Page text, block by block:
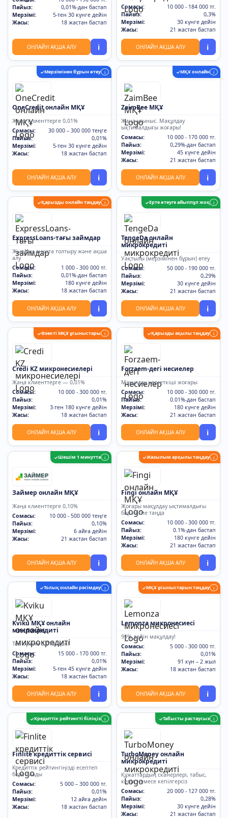
Пайыз:
0,01%-дан бастап
Мерзімі:
5-тен 30 күнге дейін
Жасы:
18 жастан бастап
ОНЛАЙН АҚША АЛУ i
Сомасы:
10 000 - 184 000 тг.
Пайыз:
0,3%
Мерзімі:
30 күнге дейін
Жасы:
21 жастан бастап
ОНЛАЙН АҚША АЛУ i
✓Мерзімінен бұрын өтеу i
OneCredit онлайн МҚҰ
Жаңа клиенттерге 0,01%
Сомасы:
30 000 – 300 000 теңге
Пайыз:
0,01%
Мерзімі:
5-тен 30 күнге дейін
Жасы:
18 жастан бастап
ОНЛАЙН АҚША АЛУ i
✓МҚҰ онлайн i
ZaimBee МҚҰ
Жаңа ұсыныс. Мақұлдау
ықтималдығы жоғары!
Сомасы:
10 000 - 170 000 тг.
Пайыз:
0,29%-дан бастап
Мерзімі:
45 күнге дейін
Жасы:
21 жастан бастап
ОНЛАЙН АҚША АЛУ i
✓Қарызды онлайн таңдау i
ExpressLoans-тағы займдар
Жылдам анкета толтыру және ақша
алу
Сомасы:
1 000 - 300 000 тг.
Пайыз:
0,01%-дан бастап
Мерзімі:
180 күнге дейін
Жасы:
18 жастан бастап
ОНЛАЙН АҚША АЛУ i
✓Ерте өтеуге айыппұл жоқ i
TengeDa онлайн
микрокредиті
Уақтылы (мерзімінен бұрын) өтеу
Сомасы:
50 000 - 190 000 тг.
Пайыз:
0,29%
Мерзімі:
30 күнге дейін
Жасы:
21 жастан бастап
ОНЛАЙН АҚША АЛУ i
✓Өзекті МҚҰ ұсыныстары i
Credi KZ микронесиелері
Жаңа клиенттерге — 0,01%
Сомасы:
10 000 - 300 000 тг.
Пайыз:
0,01%
Мерзімі:
3-тен 180 күнге дейін
Жасы:
18 жастан бастап
ОНЛАЙН АҚША АЛУ i
✓Қарызды ақылы таңдау i
Forzaem-дегі несиелер
Мақұлдау көрсеткіші жоғары
Сомасы:
10 000 - 300 000 тг.
Пайыз:
0.01%-дан бастап
Мерзімі:
180 күнге дейін
Жасы:
21 жастан бастап
ОНЛАЙН АҚША АЛУ i
✓Шешім 1 минутта i
Займер онлайн МҚҰ
Жаңа клиенттерге 0,10%
Сомасы:
10 000 - 500 000 теңге
Пайыз:
0,10%
Мерзімі:
6 айға дейін
Жасы:
21 жастан бастап
ОНЛАЙН АҚША АЛУ i
✓Жазылым арқылы таңдау i
Fingi онлайн МҚҰ
Жоғары мақұлдау ықтималдығы
бар несие таңда
Сомасы:
10 000 - 300 000 тг.
Пайыз:
0.1%-дан бастап
Мерзімі:
180 күнге дейін
Жасы:
21 жастан бастап
ОНЛАЙН АҚША АЛУ i
✓Толық онлайн рәсімдеу i
Kviku МҚҰ онлайн
микрокредиті
Тек күніне 0,01%-дан!
Сомасы:
15 000 - 170 000 тг.
Пайыз:
0,01%
Мерзімі:
5-тен 45 күнге дейін
Жасы:
18 жастан бастап
ОНЛАЙН АҚША АЛУ i
✓МҚҰ ұсыныстарын таңдау i
Lemonza микронесиесі
99% дейін мақұлдау!
Сомасы:
5 000 - 300 000 тг.
Пайыз:
0,01%
Мерзімі:
91 күн – 2 жыл
Жасы:
18 жастан бастап
ОНЛАЙН АҚША АЛУ i
✓Кредиттік рейтингті біліңіз i
Finlite кредиттік сервисі
Кредиттік рейтингіңізді есептеп
бере алады
Сомасы:
5 000 – 300 000 тг.
Пайыз:
0,01%
Мерзімі:
12 айға дейін
Жасы:
18 жастан бастап
✓Табысты растаусыз i
TurboMoney онлайн
микрокредиті
Құжаттардың сканерлері, табыс,
кепіл немесе кепілгерсіз
Сомасы:
20 000 - 127 000 тг.
Пайыз:
0,28%
Мерзімі:
30 күнге дейін
Жасы:
21 жастан бастап